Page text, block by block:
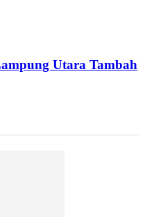
Utara Tambah